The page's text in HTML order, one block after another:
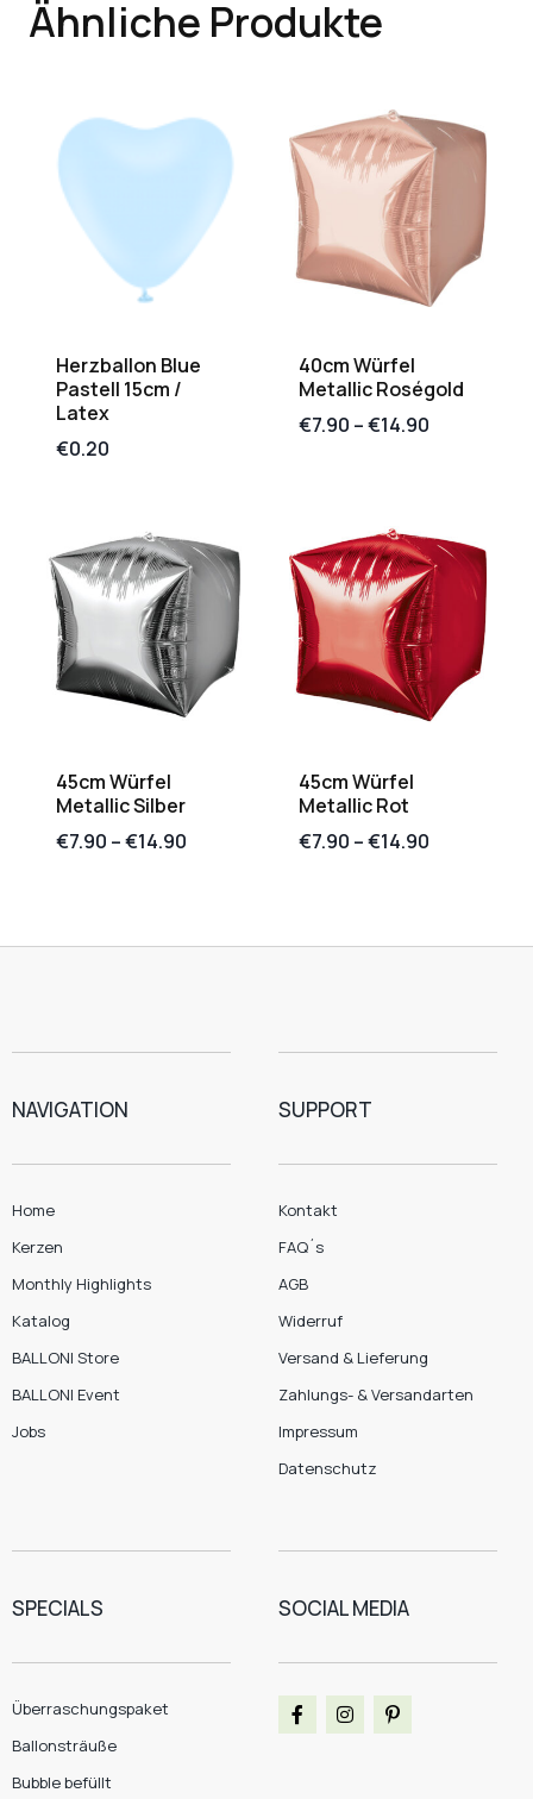
Ähnliche Produkte
Herzballon Blue
Pastell 15cm /
Latex
€0.20
40cm Würfel
Metallic Roségold
€7.90 –€14.90
45cm Würfel
Metallic Silber
€7.90 –€14.90
45cm Würfel
Metallic Rot
€7.90 –€14.90
NAVIGATION
Home
Kerzen
Monthly Highlights
Katalog
BALLONI Store
BALLONI Event
Jobs
SUPPORT
Kontakt
FAQ´s
AGB
Widerruf
Versand & Lieferung
Zahlungs- & Versandarten
Impressum
Datenschutz
SPECIALS
Überraschungspaket
Ballonsträuße
Bubble befüllt
SOCIAL MEDIA